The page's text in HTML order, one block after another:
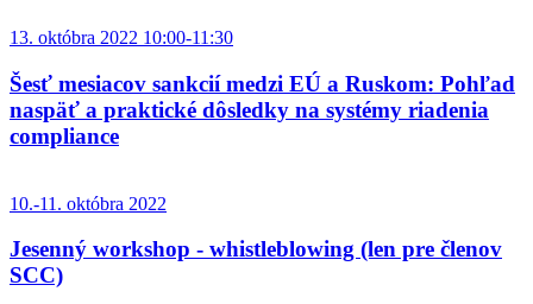
13. októbra 2022 10:00-11:30
Šesť mesiacov sankcií medzi EÚ a Ruskom: Pohľad
naspäť a praktické dôsledky na systémy riadenia
compliance
10.-11. októbra 2022
Jesenný workshop - whistleblowing (len pre členov
SCC)